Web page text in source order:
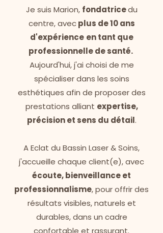
Je suis Marion, fondatricedu
centre, avecplus de 10 ans
d'expérience en tant que
professionnelle de santé.
Aujourd'hui, j'ai choisi de me
spécialiser dans les soins
esthétiques afin de proposer des
prestations alliant expertise,
précision et sens du détail.
A Eclat du Bassin Laser & Soins,
j'accueille chaque client(e), avec
écoute, bienveillance et
professionnalisme, pour offrir des
résultats visibles, naturels et
durables, dans un cadre
confortable et rassurant.